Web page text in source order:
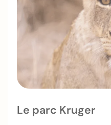
Le parc Kruger